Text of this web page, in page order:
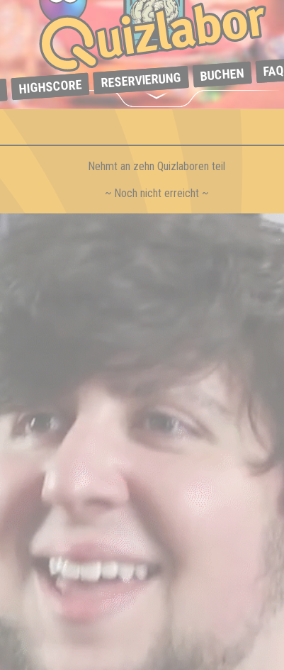
HIGHSCORE RESERVIERUNG BUCHEN FAQ
Nehmt an zehn Quizlaboren teil
~ Noch nicht erreicht ~